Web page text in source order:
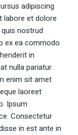
adipiscing
labore et dolore
nostrud
ex ea commodo
in
nulla pariatur.
enim sit amet
laoreet
Ipsum
Consectetur
in est ante in